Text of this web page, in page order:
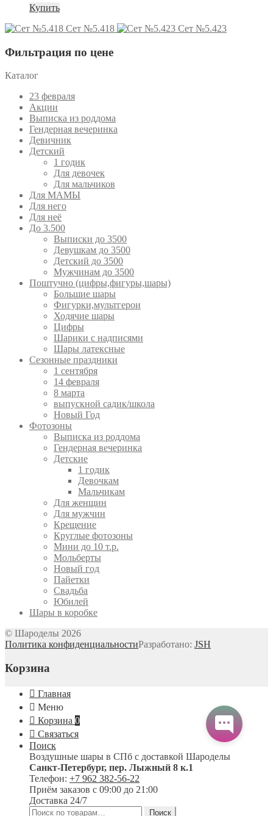
Купить
Сет №5.418
Сет №5.423
Фильтрация по цене
Каталог
23 февраля
Акции
Выписка из роддома
Гендерная вечеринка
Девичник
Детский
1 годик
Для девочек
Для мальчиков
Для МАМЫ
Для него
Для неё
До 3.500
Выписки до 3500
Девушкам до 3500
Детский до 3500
Мужчинам до 3500
Поштучно (цифры,фигуры,шары)
Большие шары
Фигурки,мультгерои
Ходячие шары
Цифры
Шарики с надписями
Шары латексные
Сезонные праздники
1 сентября
14 февраля
8 марта
выпускной садик/школа
Новый Год
Фотозоны
Выписка из роддома
Гендерная вечеринка
Детские
1 годик
Девочкам
Мальчикам
Для женщин
Для мужчин
Крещение
Круглые фотозоны
Мини до 10 т.р.
Мольберты
Новый год
Пайетки
Свадьба
Юбилей
Шары в коробке
© Шароделы 2026
Политика конфиденциальностиРазработано: JSH
Корзина
Главная
Меню
Корзина 0
Связаться
Поиск
Воздушные шары в СПб с доставкой Шароделы
Санкт-Петербург, пер. Лыжный 8 к.1
Телефон: +7 962 382-56-22
Приём заказов с 09:00 до 21:00
Доставка 24/7
Искать:
Поиск